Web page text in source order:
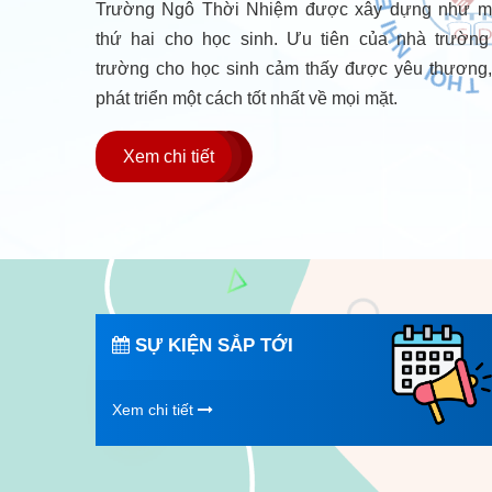
N
G
O
T
H
*
Trường Ngô Thời Nhiệm được xây dựng như
thứ hai cho học sinh. Ưu tiên của nhà
trường cho học sinh cảm thấy được yêu
phát triển một cách tốt nhất về mọi mặt.
Xem chi tiết
sáng lập
SỰ KIỆN SẮP TỚI
Xem chi tiết